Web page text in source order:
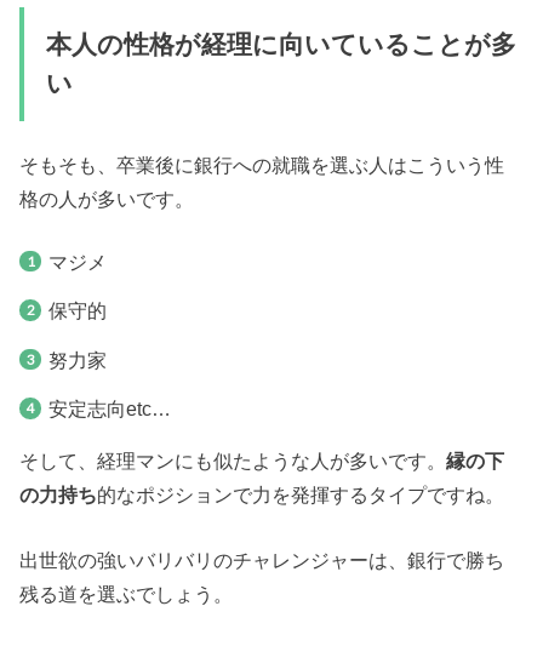
本人の性格が経理に向いていることが多
い
そもそも、卒業後に銀行への就職を選ぶ人はこういう性
格の人が多いです。
マジメ
保守的
努力家
安定志向etc…
そして、経理マンにも似たような人が多いです。縁の下
の力持ち的なポジションで力を発揮するタイプですね。
出世欲の強いバリバリのチャレンジャーは、銀行で勝ち
残る道を選ぶでしょう。